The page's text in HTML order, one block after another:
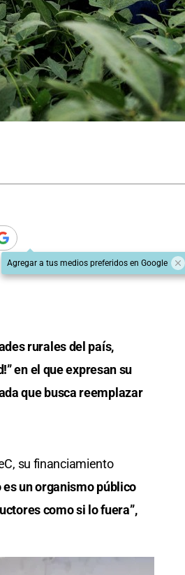
Agregar a tus medios preferidos en Google
rurales del país,
en el que expresan su
que busca reemplazar
su financiamiento
es un organismo público
como si lo fuera”,